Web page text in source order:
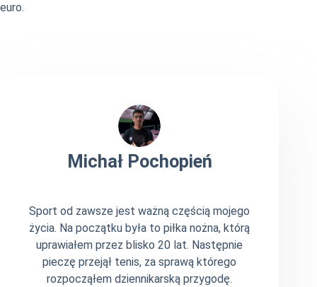
euro.
Michał Pochopień
Sport od zawsze jest ważną częścią mojego
życia. Na początku była to piłka nożna, którą
uprawiałem przez blisko 20 lat. Następnie
pieczę przejął tenis, za sprawą którego
rozpocząłem dziennikarską przygodę.